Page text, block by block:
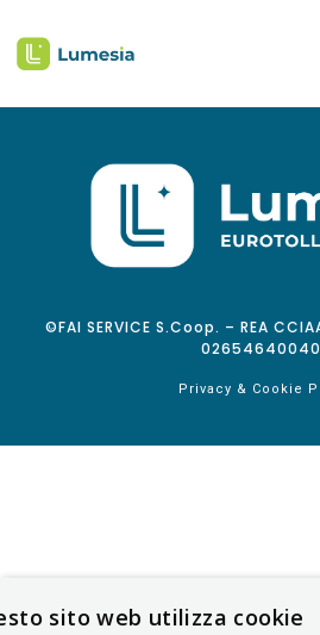
©FAI SERVICE S.Coop. – REA
02654640040
Privacy & Cookie
sito web utilizza cookie